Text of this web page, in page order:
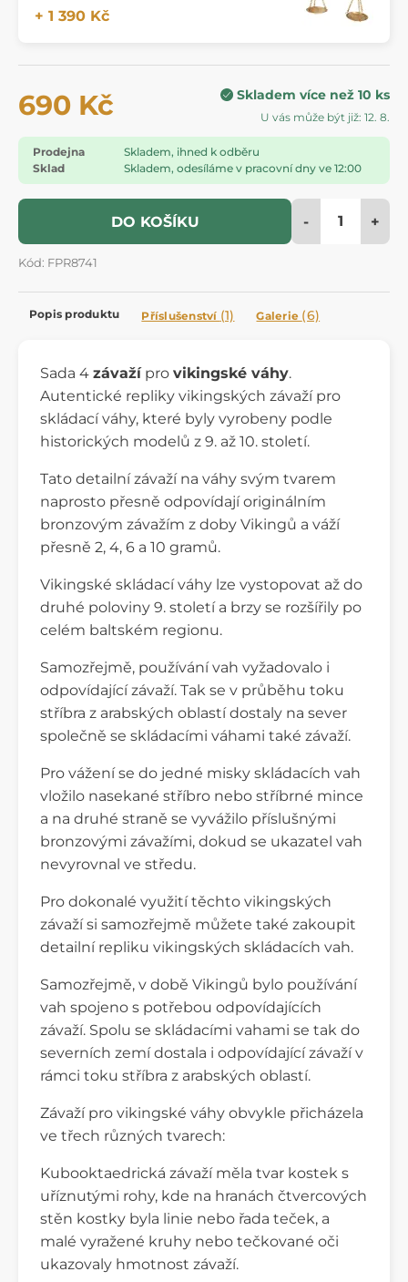
+ 1 390 Kč
690 Kč Skladem více než 10 ks
U vás může být již: 12. 8.
Prodejna
Skladem, ihned k odběru
Sklad
Skladem, odesíláme v pracovní dny ve 12:00
DO KOŠÍKU - +
Kód: FPR8741
Popis produktu Příslušenství (1) Galerie (6)
Sada 4 závažípro vikingské váhy.
Autentické repliky vikingských závaží pro
skládací váhy, které byly vyrobeny podle
historických modelů z 9. až 10. století.
Tato detailní závaží na váhy svým tvarem
naprosto přesně odpovídají originálním
bronzovým závažím z doby Vikingů a váží
přesně 2, 4, 6 a 10 gramů.
Vikingské skládací váhy lze vystopovat až do
druhé poloviny 9. století a brzy se rozšířily po
celém baltském regionu.
Samozřejmě, používání vah vyžadovalo i
odpovídající závaží. Tak se v průběhu toku
stříbra z arabských oblastí dostaly na sever
společně se skládacími váhami také závaží.
Pro vážení se do jedné misky skládacích vah
vložilo nasekané stříbro nebo stříbrné mince
a na druhé straně se vyvážilo příslušnými
bronzovými závažími, dokud se ukazatel vah
nevyrovnal ve středu.
Pro dokonalé využití těchto vikingských
závaží si samozřejmě můžete také zakoupit
detailní repliku vikingských skládacích vah.
Samozřejmě, v době Vikingů bylo používání
vah spojeno s potřebou odpovídajících
závaží. Spolu se skládacími vahami se tak do
severních zemí dostala i odpovídající závaží v
rámci toku stříbra z arabských oblastí.
Závaží pro vikingské váhy obvykle přicházela
ve třech různých tvarech:
Kubooktaedrická závaží měla tvar kostek s
uříznutými rohy, kde na hranách čtvercových
stěn kostky byla linie nebo řada teček, a
malé vyražené kruhy nebo tečkované oči
ukazovaly hmotnost závaží.